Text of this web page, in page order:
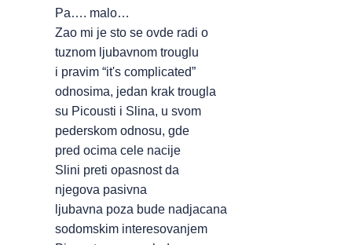
Pa…. malo…
Zao mi je sto se ovde radi o
tuznom ljubavnom trouglu
i pravim “it's complicated”
odnosima, jedan krak trougla
su Picousti i Slina, u svom
pederskom odnosu, gde
pred ocima cele nacije
Slini preti opasnost da
njegova pasivna
ljubavna poza bude nadjacana
sodomskim interesovanjem